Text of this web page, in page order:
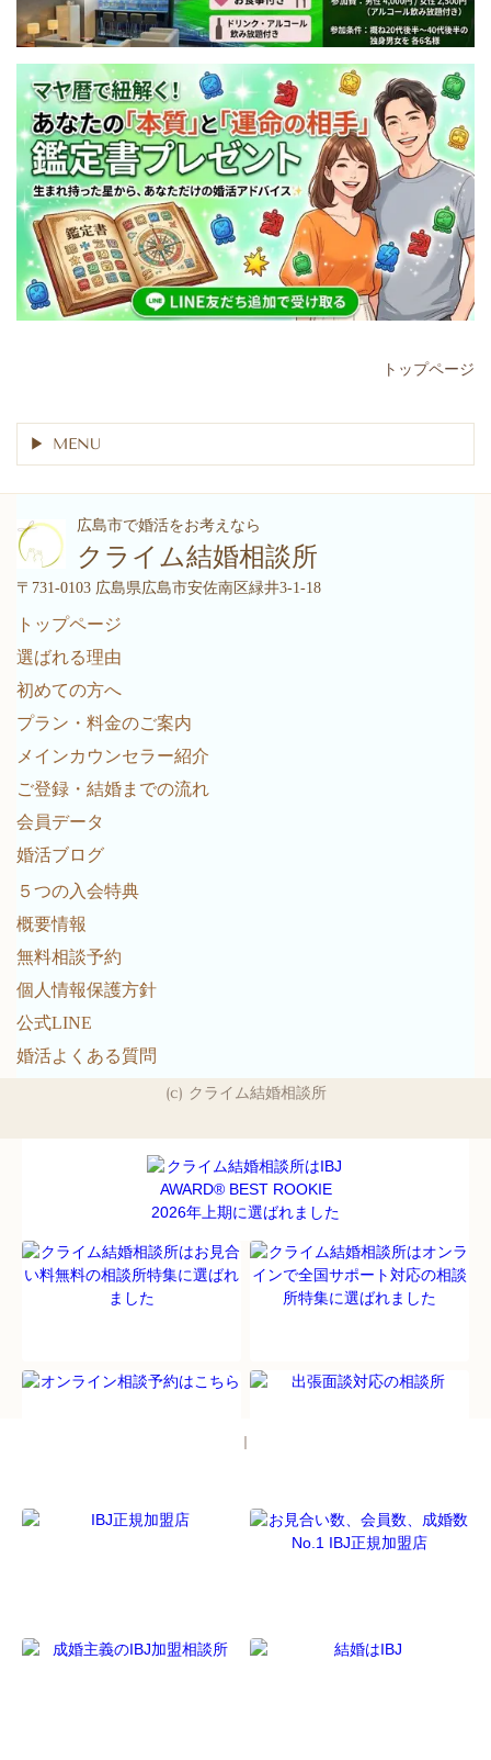
トップページ
MENU
広島市で婚活をお考えなら
クライム結婚相談所
〒731-0103 広島県広島市安佐南区緑井3-1-18
トップページ
選ばれる理由
初めての方へ
プラン・料金のご案内
メインカウンセラー紹介
ご登録・結婚までの流れ
会員データ
婚活ブログ
５つの入会特典
概要情報
無料相談予約
個人情報保護方針
公式LINE
婚活よくある質問
(c) クライム結婚相談所